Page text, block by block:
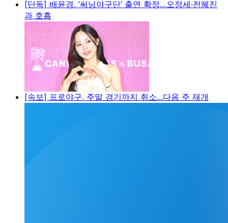
[단독] 배윤경, ’써닝야구단‘ 출연 확정…오정세·전혜진
과 호흡
[속보] 프로야구, 주말 경기까지 취소...다음 주 재개